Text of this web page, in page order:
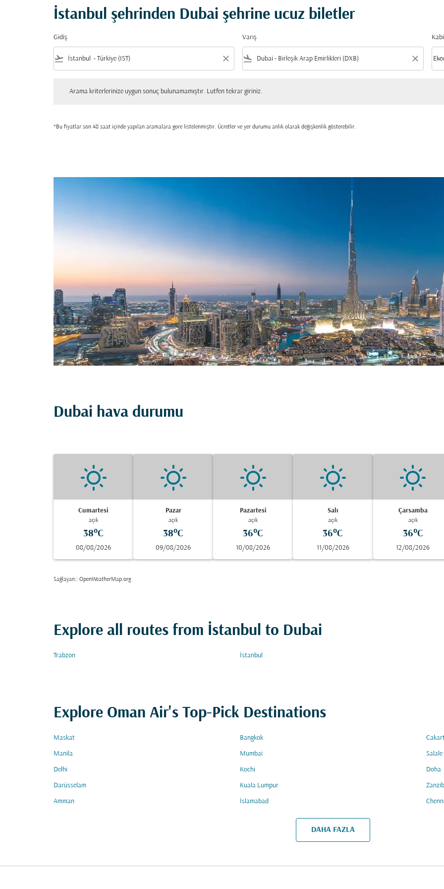
İstanbul şehrinden Dubai şehrine ucuz biletler
Gidiş
flight_takeoff close
Varış
flight_land close keyboard_arrow_down
Arama kriterlerinize uygun sonuç bulunamamıştır. Lutfen tekrar giriniz.
*Bu fiyatlar son 48 saat içinde yapılan aramalara gore listelenmiştir. Ücretler ve yer durumu anlık olarak değişkenlik gösterebilir.
Dubai hava durumu
Cumartesi
açık
38°C
08/08/2026
Pazar
açık
38°C
09/08/2026
Pazartesi
açık
36°C
10/08/2026
Salı
açık
36°C
11/08/2026
Çarsamba
açık
36°C
12/08/2026
Sağlayan:: OpenWeatherMap.org
Explore all routes from İstanbul to Dubai
Trabzon İstanbul
Explore Oman Air's Top-Pick Destinations
Maskat Bangkok
Manila Mumbai Salale
Delhi Kochi Doha
Darüsselam Kuala Lumpur
Amman İslamabad
DAHA FAZLA